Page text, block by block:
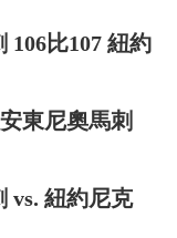
106比107 紐約
東尼奧馬刺
vs. 紐約尼克